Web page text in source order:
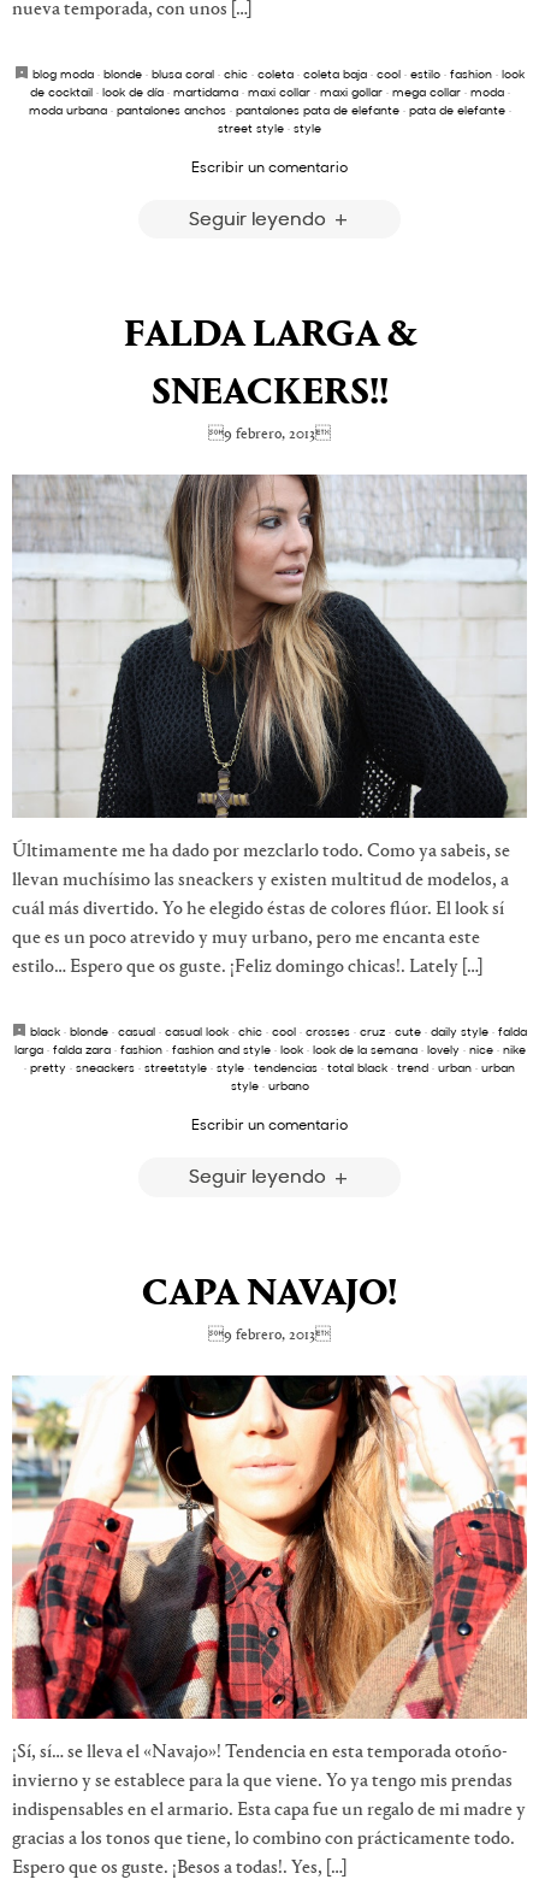
nueva temporada, con unos […]
blog moda · blonde · blusa coral · chic · coleta · coleta baja · cool · estilo · fashion · look
de cocktail· look de día· martidama· maxi collar· maxi gollar· mega collar· moda·
moda urbana· pantalones anchos· pantalones pata de elefante· pata de elefante·
street style · style
Escribir un comentario
Seguir leyendo
FALDA LARGA &
SNEACKERS!!
9 febrero, 2013
Últimamente me ha dado por mezclarlo todo. Como ya sabeis, se
llevan muchísimo las sneackers y existen multitud de modelos, a
cuál más divertido. Yo he elegido éstas de colores flúor. El look sí
que es un poco atrevido y muy urbano, pero me encanta este
estilo… Espero que os guste. ¡Feliz domingo chicas!. Lately […]
black · blonde · casual · casual look · chic · cool · crosses · cruz · cute · daily style · falda
larga· falda zara· fashion· fashion and style· look· look de la semana· lovely· nice· nike
· pretty · sneackers · streetstyle · style · tendencias · total black · trend · urban · urban
style· urbano
Escribir un comentario
Seguir leyendo
CAPA NAVAJO!
9 febrero, 2013
¡Sí, sí… se lleva el «Navajo»! Tendencia en esta temporada otoño-
invierno y se establece para la que viene. Yo ya tengo mis prendas
indispensables en el armario. Esta capa fue un regalo de mi madre y
gracias a los tonos que tiene, lo combino con prácticamente todo.
Espero que os guste. ¡Besos a todas!. Yes, […]